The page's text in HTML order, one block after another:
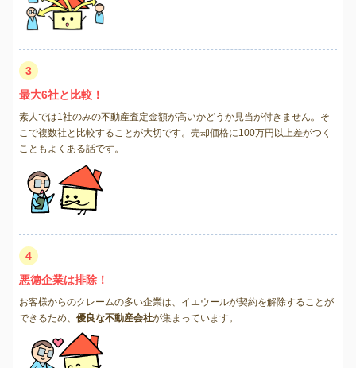
3
最大6社と比較！
素人では1社のみの不動産査定金額が高いかどうか見当が付きません。そ
こで複数社と比較することが大切です。売却価格に100万円以上差がつく
こともよくある話です。
4
悪徳企業は排除！
お客様からのクレームの多い企業は、イエウールが契約を解除することが
できるため、 優良な不動産会社が集まっています。